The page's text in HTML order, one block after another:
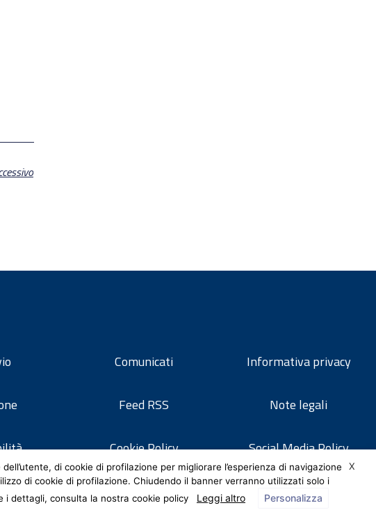
Comunicati
Feed RSS
Cookie Policy
Informativa privacy
Note legali
Social Media Policy
X
di cookie di profilazione per migliorare l’esperienza di navigazione
di cookie di profilazione. Chiudendo il banner verranno utilizzati solo i
i dettagli, consulta la nostra cookie policy
Leggi altro Personalizza